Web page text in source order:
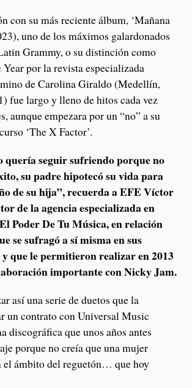
con su más reciente álbum, ‘Mañana
uno de los máximos galardonados
Grammy, o su distinción como
por la revista especializada
de Carolina Giraldo (Medellín,
fue largo y lleno de hitos cada vez
aunque empezara por un “no” a su
‘The X Factor’.
quería seguir sufriendo porque no
su padre hipotecó su vida para
de su hija”, recuerda a EFE Víctor
de la agencia especializada en
Poder De Tu Música, en relación
se sufragó a sí misma en sus
que le permitieron realizar en 2013
importante con Nicky Jam.
así una serie de duetos que la
un contrato con Universal Music
discográfica que unos años antes
porque no creía que una mujer
el ámbito del reguetón… que hoy